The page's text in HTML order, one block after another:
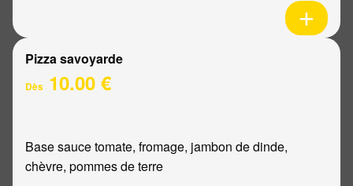
Pizza savoyarde
Dès 10.00 €
Base sauce tomate, fromage, jambon de dinde,
chèvre, pommes de terre